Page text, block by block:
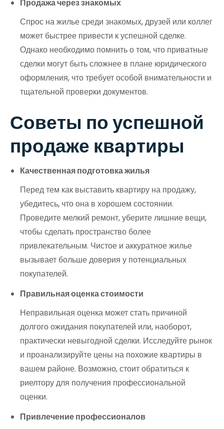
Продажа через знакомых
Спрос на жилье среди знакомых, друзей или коллег
может быстрее привести к успешной сделке.
Однако необходимо помнить о том, что приватные
сделки могут быть сложнее в плане юридического
оформления, что требует особой внимательности и
тщательной проверки документов.
Советы по успешной
продаже квартиры
Качественная подготовка жилья
Перед тем как выставить квартиру на продажу,
убедитесь, что она в хорошем состоянии.
Проведите мелкий ремонт, уберите лишние вещи,
чтобы сделать пространство более
привлекательным. Чистое и аккуратное жилье
вызывает больше доверия у потенциальных
покупателей.
Правильная оценка стоимости
Неправильная оценка может стать причиной
долгого ожидания покупателей или, наоборот,
практически невыгодной сделки. Исследуйте рынок
и проанализируйте цены на похожие квартиры в
вашем районе. Возможно, стоит обратиться к
риелтору для получения профессиональной
оценки.
Привлечение профессионалов